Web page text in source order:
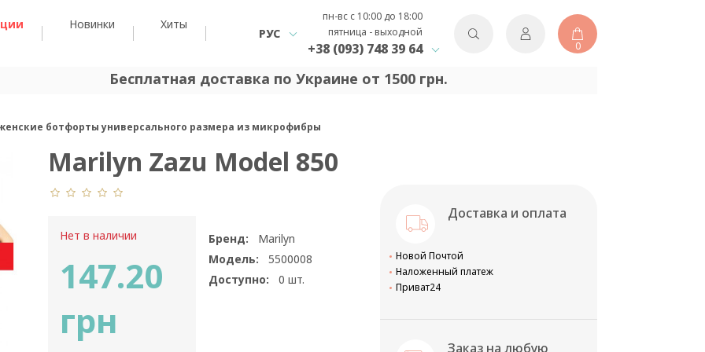
Новинки Хиты
РУС
пн-вс с 10:00 до 18:00
пятница - выходной
+38 (093) 748 39 64 0
Бесплатная доставка по Украине от 1500 грн.
ботфорты универсального размера из микрофибры
Marilyn Zazu Model 850
Нет в наличии
147.20
грн
Бренд:
Marilyn
Модель:
5500008
Доступно:
0 шт.
Доставка и оплата
Новой Почтой
Наложенный платеж
Приват24
Заказ на любую